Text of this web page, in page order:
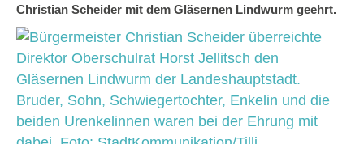
Christian Scheider mit dem Gläsernen Lindwurm geehrt.